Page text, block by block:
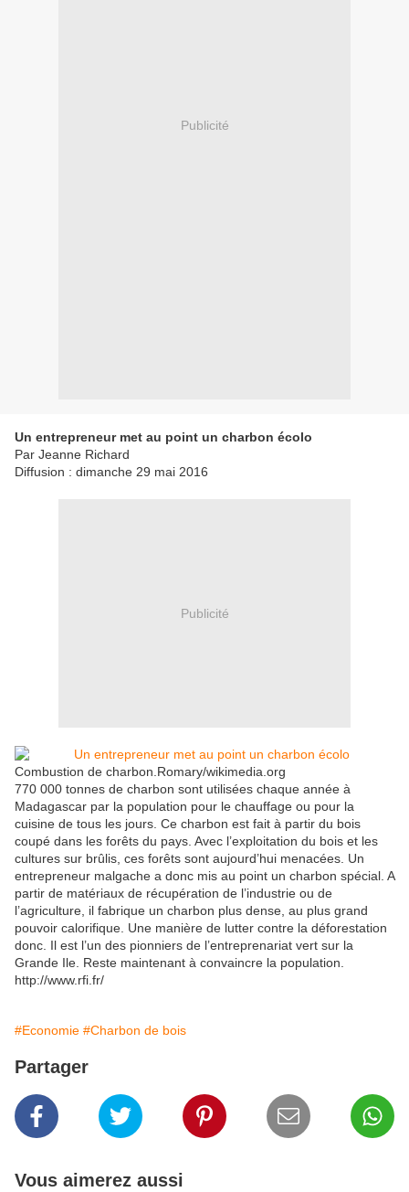
Publicité
Un entrepreneur met au point un charbon écolo
Par Jeanne Richard
Diffusion : dimanche 29 mai 2016
Publicité
Combustion de charbon.Romary/wikimedia.org
770 000 tonnes de charbon sont utilisées chaque année à
Madagascar par la population pour le chauffage ou pour la
cuisine de tous les jours. Ce charbon est fait à partir du bois
coupé dans les forêts du pays. Avec l’exploitation du bois et les
cultures sur brûlis, ces forêts sont aujourd’hui menacées. Un
entrepreneur malgache a donc mis au point un charbon spécial. A
partir de matériaux de récupération de l’industrie ou de
l’agriculture, il fabrique un charbon plus dense, au plus grand
pouvoir calorifique. Une manière de lutter contre la déforestation
donc. Il est l’un des pionniers de l’entreprenariat vert sur la
Grande Ile. Reste maintenant à convaincre la population.
http://www.rfi.fr/
#Economie #Charbon de bois
Partager
Vous aimerez aussi